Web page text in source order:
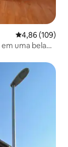
4,86 de uma
4,86 (109)
uma bela